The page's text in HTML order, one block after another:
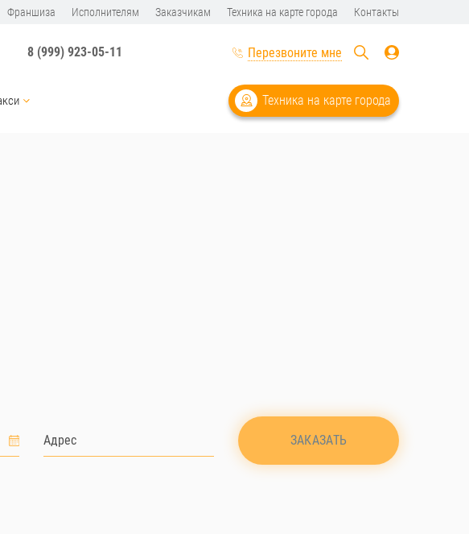
Франшиза Исполнителям Заказчикам Техника на карте города Контакты
8 (999) 923-05-11 Перезвоните мне
Техника на карте города
ЗАКАЗАТЬ